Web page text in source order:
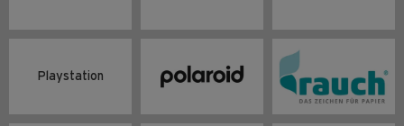
Playstation